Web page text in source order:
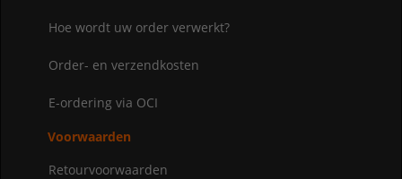
Hoe wordt uw order verwerkt?
Order- en verzendkosten
E-ordering via OCI
Voorwaarden
Retourvoorwaarden